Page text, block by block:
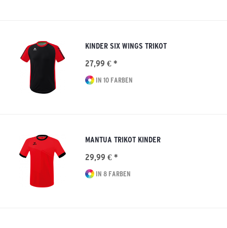
KINDER SIX WINGS TRIKOT
27,99 € *
IN 10 FARBEN
MANTUA TRIKOT KINDER
29,99 € *
IN 8 FARBEN